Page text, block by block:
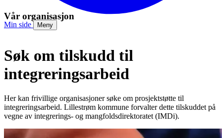
Min side Meny
Vår organisasjon
Søk om tilskudd til
integreringsarbeid
Her kan frivillige organisasjoner søke om prosjektstøtte til
integreringsarbeid. Lillestrøm kommune forvalter dette tilskuddet på
vegne av integrerings- og mangfoldsdirektoratet (IMDi).